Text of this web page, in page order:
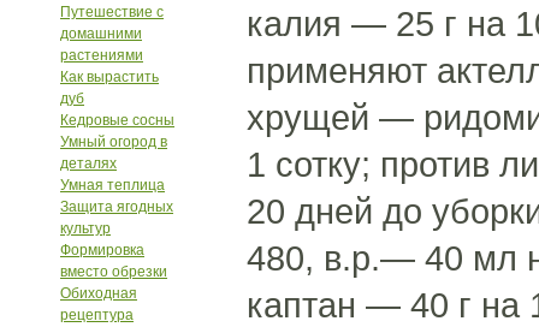
Путешествие с
домашними
растениями
Как вырастить
дуб
Кедровые сосны
Умный огород в
деталях
Умная теплица
Защита ягодных
культур
Формировка
вместо обрезки
Обиходная
рецептура
калия — 25 г на
применяют
хрущей —
1 сотку; против
20 дней до
480, в.р.— 40 мл
каптан — 40 г на